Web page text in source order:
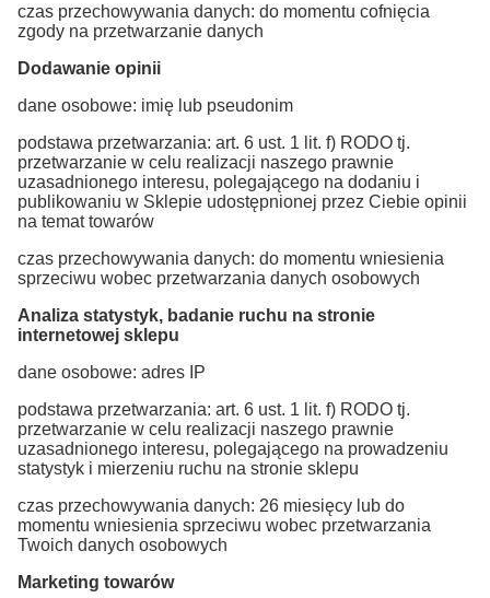
czas przechowywania danych: do momentu cofnięcia
zgody na przetwarzanie danych
Dodawanie opinii
dane osobowe: imię lub pseudonim
podstawa przetwarzania: art. 6 ust. 1 lit. f) RODO tj.
przetwarzanie w celu realizacji naszego prawnie
uzasadnionego interesu, polegającego na dodaniu i
publikowaniu w Sklepie udostępnionej przez Ciebie opinii
na temat towarów
czas przechowywania danych: do momentu wniesienia
sprzeciwu wobec przetwarzania danych osobowych
Analiza statystyk, badanie ruchu na stronie
internetowej sklepu
dane osobowe: adres IP
podstawa przetwarzania: art. 6 ust. 1 lit. f) RODO tj.
przetwarzanie w celu realizacji naszego prawnie
uzasadnionego interesu, polegającego na prowadzeniu
statystyk i mierzeniu ruchu na stronie sklepu
czas przechowywania danych: 26 miesięcy lub do
momentu wniesienia sprzeciwu wobec przetwarzania
Twoich danych osobowych
Marketing towarów